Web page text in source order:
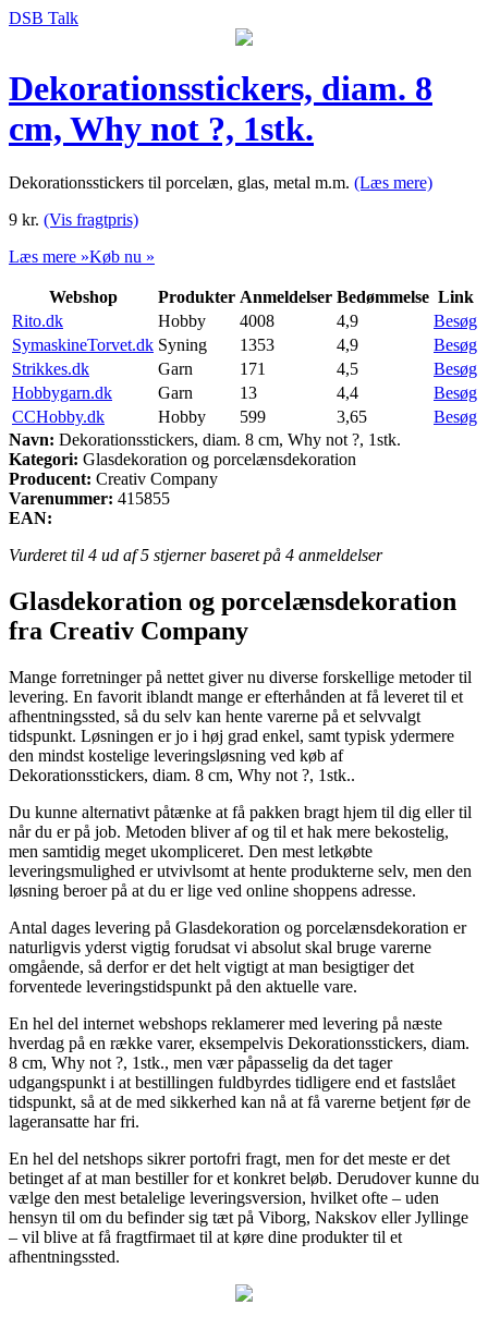
DSB Talk
Dekorationsstickers, diam. 8
cm, Why not ?, 1stk.
Dekorationsstickers til porcelæn, glas, metal m.m. (Læs mere)
9 kr. (Vis fragtpris)
Læs mere »Køb nu »
Webshop Produkter Anmeldelser Bedømmelse Link
Rito.dk
Hobby 4008 4,9
Besøg
SymaskineTorvet.dk Syning 1353 4,9
Besøg
Strikkes.dk
Garn 171 4,5
Besøg
Hobbygarn.dk
Garn 13 4,4
Besøg
CCHobby.dk
Hobby 599 3,65
Besøg
Navn: Dekorationsstickers, diam. 8 cm, Why not ?, 1stk.
Kategori: Glasdekoration og porcelænsdekoration
Producent: Creativ Company
Varenummer: 415855
EAN:
Vurderet til 4 ud af 5 stjerner baseret på 4 anmeldelser
Glasdekoration og porcelænsdekoration
fra Creativ Company
Mange forretninger på nettet giver nu diverse forskellige metoder til
levering. En favorit iblandt mange er efterhånden at få leveret til et
afhentningssted, så du selv kan hente varerne på et selvvalgt
tidspunkt. Løsningen er jo i høj grad enkel, samt typisk ydermere
den mindst kostelige leveringsløsning ved køb af
Dekorationsstickers, diam. 8 cm, Why not ?, 1stk..
Du kunne alternativt påtænke at få pakken bragt hjem til dig eller til
når du er på job. Metoden bliver af og til et hak mere bekostelig,
men samtidig meget ukompliceret. Den mest letkøbte
leveringsmulighed er utvivlsomt at hente produkterne selv, men den
løsning beroer på at du er lige ved online shoppens adresse.
Antal dages levering på Glasdekoration og porcelænsdekoration er
naturligvis yderst vigtig forudsat vi absolut skal bruge varerne
omgående, så derfor er det helt vigtigt at man besigtiger det
forventede leveringstidspunkt på den aktuelle vare.
En hel del internet webshops reklamerer med levering på næste
hverdag på en række varer, eksempelvis Dekorationsstickers, diam.
8 cm, Why not ?, 1stk., men vær påpasselig da det tager
udgangspunkt i at bestillingen fuldbyrdes tidligere end et fastslået
tidspunkt, så at de med sikkerhed kan nå at få varerne betjent før de
lageransatte har fri.
En hel del netshops sikrer portofri fragt, men for det meste er det
betinget af at man bestiller for et konkret beløb. Derudover kunne du
vælge den mest betalelige leveringsversion, hvilket ofte – uden
hensyn til om du befinder sig tæt på Viborg, Nakskov eller Jyllinge
– vil blive at få fragtfirmaet til at køre dine produkter til et
afhentningssted.